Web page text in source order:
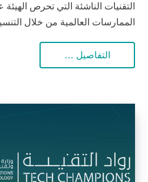
التقنيات الناشئة التي تحرص
الممارسات العالمية من خلال
التفاصيل …